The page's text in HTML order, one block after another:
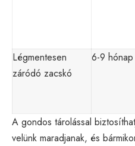
Légmentesen
záródó zacskó
6-9 hónap
A gondos tárolással
velünk maradjanak, és